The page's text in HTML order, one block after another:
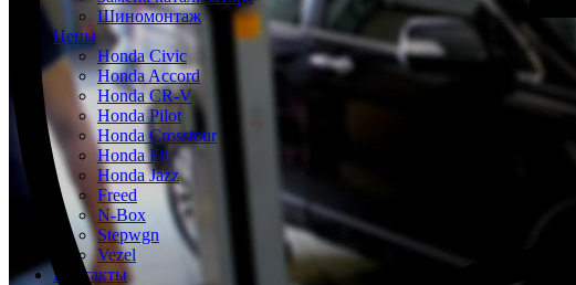
Шиномонтаж
Цены
Honda Civic
Honda Accord
Honda CR-V
Honda Pilot
Honda Crosstour
Honda Fit
Honda Jazz
Freed
N-Box
Stepwgn
Vezel
Контакты